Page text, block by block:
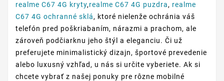
realme C67 4G kryty,realme C67 4G puzdra, realme
C67 4G ochranné sklá, ktoré nielenže ochránia váš
telefón pred poškriabaním, nárazmi a prachom, ale
zároveň podčiarknu jeho štýl a eleganciu. Či už
preferujete minimalistický dizajn, športové prevedenie
alebo luxusný vzhľad, u nás si určite vyberiete. Ak si
chcete vybrať z našej ponuky pre rôzne mobilné